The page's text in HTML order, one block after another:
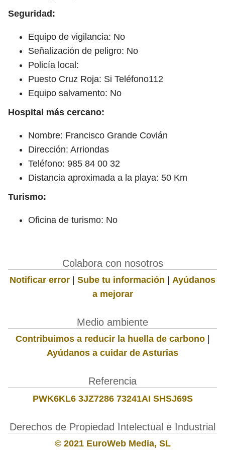
Seguridad:
Equipo de vigilancia: No
Señalización de peligro: No
Policía local:
Puesto Cruz Roja: Si Teléfono112
Equipo salvamento: No
Hospital más cercano:
Nombre: Francisco Grande Covián
Dirección: Arriondas
Teléfono: 985 84 00 32
Distancia aproximada a la playa: 50 Km
Turismo:
Oficina de turismo: No
Colabora con nosotros
Notificar error | Sube tu información | Ayúdanos
a mejorar
Medio ambiente
Contribuimos a reducir la huella de carbono|
Ayúdanos a cuidar de Asturias
Referencia
PWK6KL6 3JZ7286 73241AI SHSJ69S
Derechos de Propiedad Intelectual e Industrial
© 2021 EuroWeb Media, SL